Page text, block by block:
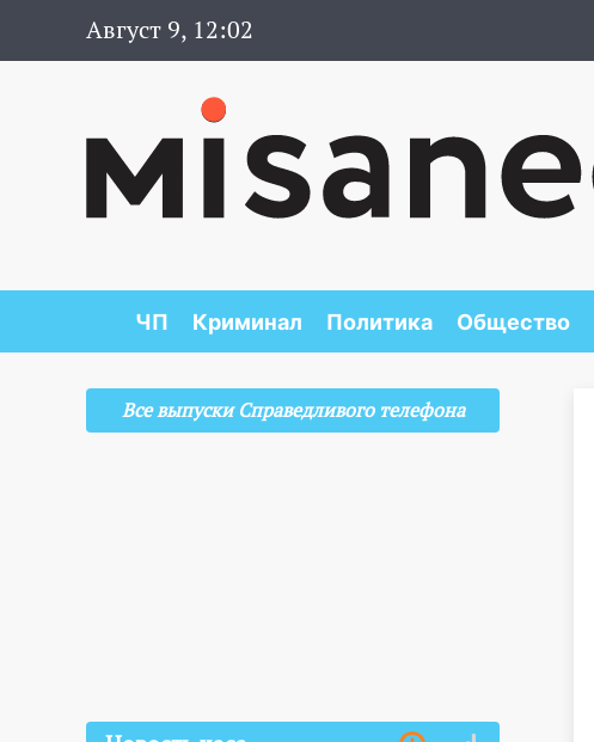
Август 9, 12:02
ЧП Криминал Политика Общество
Все выпуски Справедливого телефона